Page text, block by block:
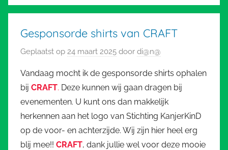
Gesponsorde shirts van CRAFT
Geplaatst op 24 maart 2025 door di@n@
Vandaag mocht ik de gesponsorde shirts ophalen
bij CRAFT. Deze kunnen wij gaan dragen bij
evenementen. U kunt ons dan makkelijk
herkennen aan het logo van Stichting KanjerKinD
op de voor- en achterzijde. Wij zijn hier heel erg
blij mee!! CRAFT, dank jullie wel voor deze mooie